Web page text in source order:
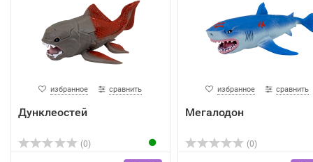
избранное сравнить
Дунклеостей
(0)
избранное сравнить
Мегалодон
(0)